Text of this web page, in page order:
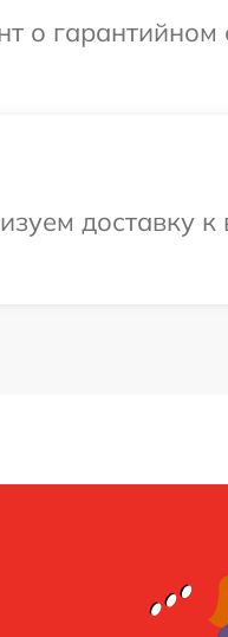
о
доставку